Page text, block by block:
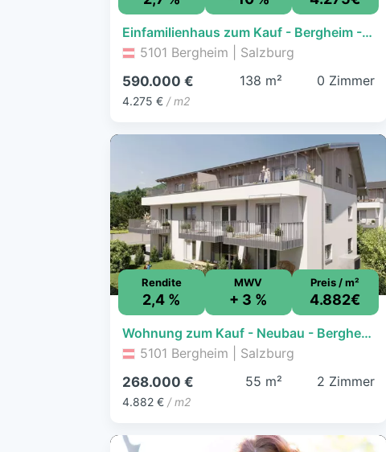
Einfamilienhaus zum Kauf - Bergheim - 590.000 € - 138 m², 363 m² Grundstück
5101 Bergheim | Salzburg
590.000 €
4.275 € / m2
138 m² 0 Zimmer
Rendite
2,4 %
MWV
+ 3 %
Preis / m²
4.882€
Wohnung zum Kauf - Neubau - Bergheim - 268.000 € - 2 Zimmer, 54,9 m², EG
5101 Bergheim | Salzburg
268.000 €
4.882 € / m2
55 m² 2 Zimmer